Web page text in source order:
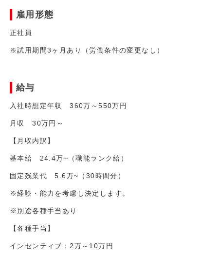
雇用形態
正社員
※試用期間3ヶ月あり（労働条件の変更なし）
給与
入社時想定年収 360万～550万円
月収 30万円～
【月収内訳】
基本給 24.4万~（職能ランク給）
固定残業代 5.6万~（30時間分）
※経験・能力を考慮し決定します。
※別途各種手当あり
【各種手当】
インセンティブ：2万～10万円